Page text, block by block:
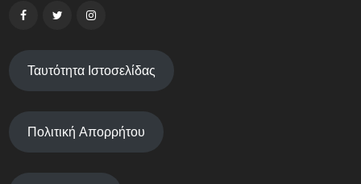
Ταυτότητα Ιστοσελίδας
Πολιτική Απορρήτου